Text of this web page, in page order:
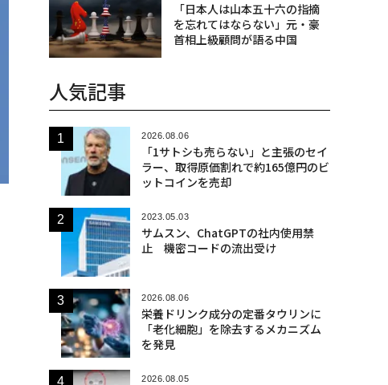
「日本人は山本五十六の指摘
を忘れてはならない」元・豪
首相上級顧問が語る中国
人気記事
2026.08.06
「1サトシも売らない」と主張のセイ
ラー、取得原価割れで約165億円のビ
ットコインを売却
2023.05.03
サムスン、ChatGPTの社内使用禁
止 機密コードの流出受け
2026.08.06
栄養ドリンク成分の定番タウリンに
「老化細胞」を除去するメカニズム
を発見
2026.08.05